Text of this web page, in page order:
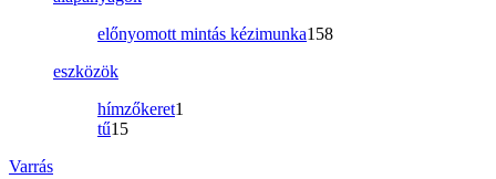
előnyomott mintás kézimunka158
eszközök
hímzőkeret1
tű15
Varrás